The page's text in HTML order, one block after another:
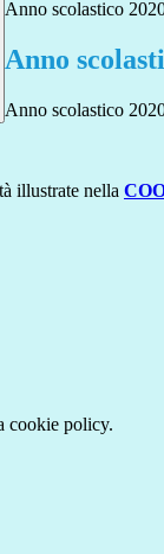
Anno scolastico
Anno
Anno scolastico
illustrate nella
cookie policy.